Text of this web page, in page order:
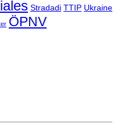
Stradadi TTIP Ukraine
ÖPNV